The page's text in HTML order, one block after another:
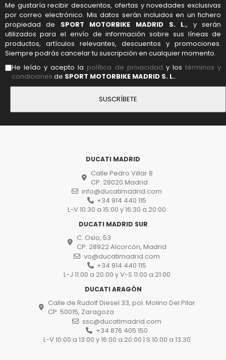
Me gustaría recibir descuentos, ofertas y novedades exclusivas
por correo electrónico. Mis datos serán incluidos en un fichero
propiedad de SPORT MOTORBIKE MADRID S. L., y serán
utilizados para el envío de información sobre sus líneas de
productos, artículos relevantes, descuentos y promociones.
Siempre podrás cancelar tu suscripción en cualquier momento.
He leído y acepto la política de privacidad y lostérminos y
condiciones de SPORT MOTORBIKE MADRID S. L..
DUCATI MADRID
Calle Pedro Villar 8
CP. 28020 Madrid
info@ducatimadrid.com
+34 914 440 115
L-V 10:30 a 15:00 y 16:30 a 20:00
DUCATI MADRID SUR
C. Oslo, 53
CP. 28922 Alcorcón, Madrid
vo@ducatimadrid.com
+34 914 440 115
L-J 11:00 a 20:00 y V-S 11:00 a 21:00
DUCATI ARAGÓN
Calle de Rudolf Diesel 33, pol. Molino Del Pilar
CP. 50015, Zaragoza
ssc@ducatimadrid.com
+34 876 405 150
L-V 10:00 a 13:00 y 16:00 a 20:00 | S 10:00 a 13.30